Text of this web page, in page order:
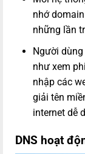
nhớ
những lần
Người
như xem
nhập các
giải tên
internet dễ
DNS hoạt